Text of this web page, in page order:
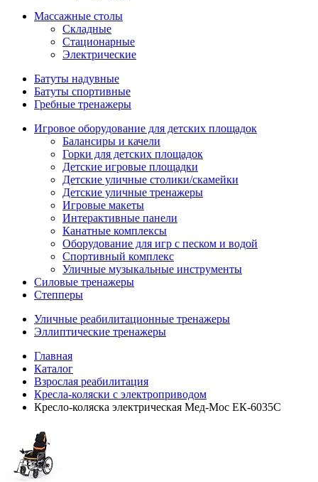
Массажные столы
Складные
Стационарные
Электрические
Батуты надувные
Батуты спортивные
Гребные тренажеры
Игровое оборудование для детских площадок
Балансиры и качели
Горки для детских площадок
Детские игровые площадки
Детские уличные столики/скамейки
Детские уличные тренажеры
Игровые макеты
Интерактивные панели
Канатные комплексы
Оборудование для игр с песком и водой
Спортивный комплекс
Уличные музыкальные инструменты
Силовые тренажеры
Степперы
Уличные реабилитационные тренажеры
Эллиптические тренажеры
Главная
Каталог
Взрослая реабилитация
Кресла-коляски с электроприводом
Кресло-коляска электрическая Мед-Мос ЕК-6035С